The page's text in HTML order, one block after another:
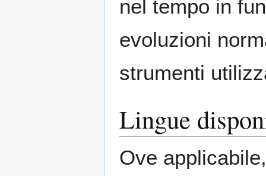
nel tempo in
evoluzioni
strumenti
Lingue
Ove